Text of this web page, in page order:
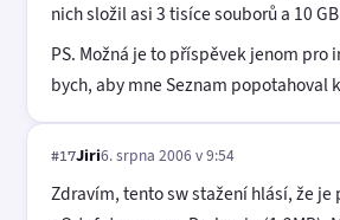
nich složil asi 3 tisíce souborů a 10
PS. Možná je to příspěvek jenom pro
bych, aby mne Seznam popotahoval
#17Jiri6. srpna 2006 v 9:54
Zdravím, tento sw stažení hlásí, že je